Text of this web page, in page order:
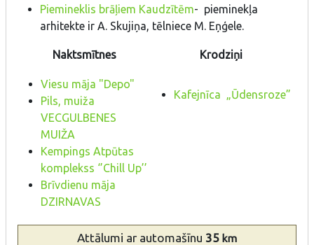
Piemineklis brāļiem Kaudzītēm- pieminekļa
arhitekte ir A. Skujiņa, tēlniece M. Eņģele.
Naktsmītnes Krodziņi
Viesu māja "Depo"
Pils, muiža
VECGULBENES
MUIŽA
Kempings Atpūtas
komplekss ‘’Chill Up’’
Brīvdienu māja
DZIRNAVAS
Kаfejnīca „Ūdensroze”
Attālumi ar automašīnu 35 km